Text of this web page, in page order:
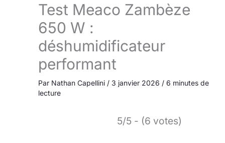
Test Meaco Zambèze
650 W :
déshumidificateur
performant
Par Nathan Capellini / 3 janvier 2026 / 6 minutes de
lecture
5/5 - (6 votes)